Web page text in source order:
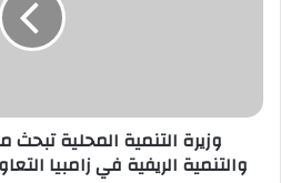
والتنمية
في
وزيرة التنمية المحلية
والتنمية الريفية في زامبيا